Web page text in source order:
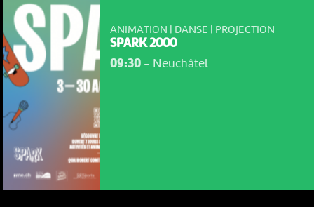
ANIMATION | DANSE | PROJECTION
SPARK 2000
09:30- Neuchâtel